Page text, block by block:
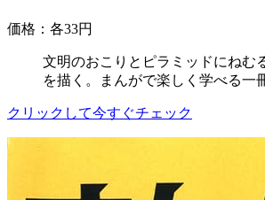
価格：各33円
文明のおこりとピラミッドにねむ
を描く。まんがで楽しく学べる一
クリックして今すぐチェック